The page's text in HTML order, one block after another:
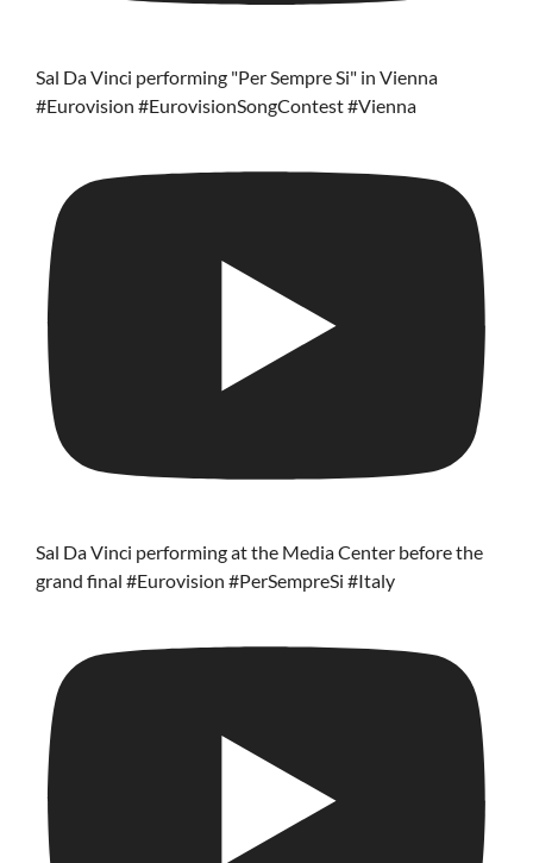
Sal Da Vinci performing "Per Sempre Si" in Vienna
#Eurovision #EurovisionSongContest #Vienna
Sal Da Vinci performing at the Media Center before the
grand final #Eurovision #PerSempreSi #Italy